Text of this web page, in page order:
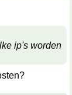
ip's worden